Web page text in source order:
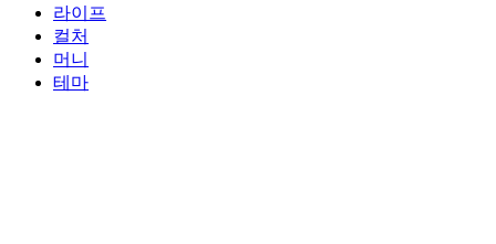
라이프
컬처
머니
테마